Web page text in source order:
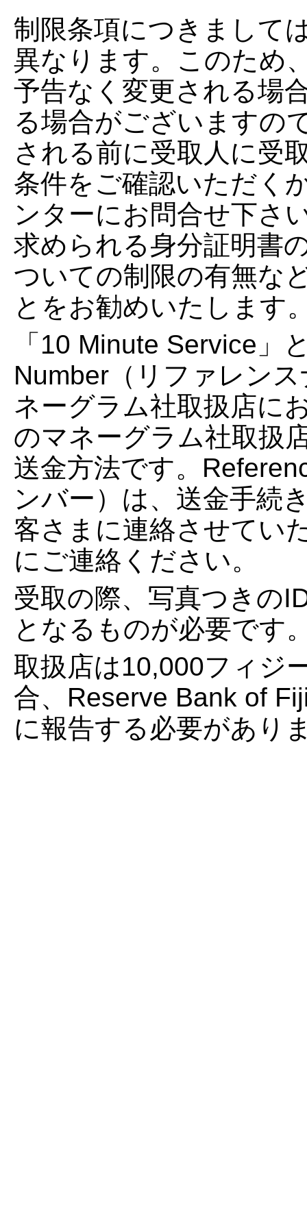
制限条項につきまして
異なります。このため
予告なく変更される場
る場合がございますの
される前に受取人に受
条件をご確認いただく
ンターにお問合せ下さ
求められる身分証明書
ついての制限の有無な
とをお勧めいたします
「10 Minute Service」
Number（リファレン
ネーグラム社取扱店に
のマネーグラム社取扱
送金方法です。
ンバー）は、送金手続
客さまに連絡させてい
にご連絡ください。
受取の際、写真つきの
となるものが必要です
取扱店は10,000フィジ
合、Reserve Bank of
に報告する必要があり